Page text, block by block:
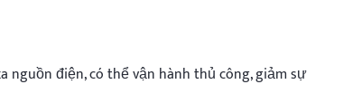
điện, có thể vận hành thủ công, giảm sự